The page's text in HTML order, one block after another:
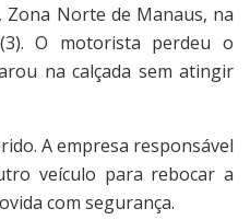
Norte de Manaus, na
O motorista perdeu o
na calçada sem atingir
A empresa responsável
veículo para rebocar a
com segurança.